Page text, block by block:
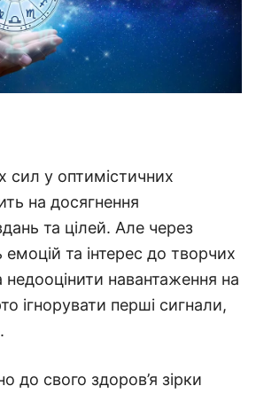
сил у оптимістичних
на досягнення
та цілей. Але через
емоцій та інтерес до творчих
навантаження на
ігнорувати перші сигнали,
до свого здоров’я зірки